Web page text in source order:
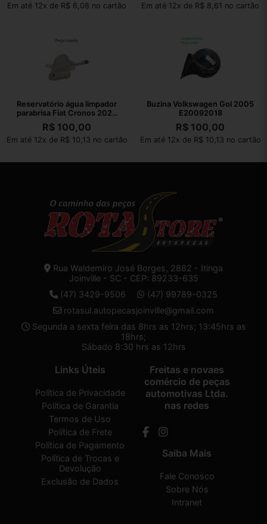
Em até 12x de R$ 6,08 no cartão Em até 12x de R$ 8,61 no cartão
Reservatório água limpador
parabrisa Fiat Cronos 2023
22260
R$ 100,00
Em até 12x de R$ 10,13 no cartão
Buzina Volkswagen Gol 2005
E20092018
R$ 100,00
Em até 12x de R$ 10,13 no cartão
Rua Waldemiro José Borges, 2882 - Itinga
Joinville - SC - CEP: 89233-635
(47) 3429-9506
(47) 99789-0325
rotasul.autopecasjoinville@gmail.com
Segunda a sexta feira das 8hrs as 12hrs; 13:45hrs as
18hrs;
Sábado 8:30 hrs as 12hrs
Links Úteis
Política de Privacidade
Política de Garantia
Termos de Uso
Política de Frete
Política de Pagamento
Política de Trocas e
Devolução
Exclusão de Dados
Freitas e novaes
comércio de peças
automotivas Ltda.
nas redes
Saiba Mais
Fale Conosco
Sobre Nós
Intranet